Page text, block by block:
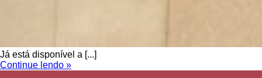
Já está disponível a [...]
Continue lendo »